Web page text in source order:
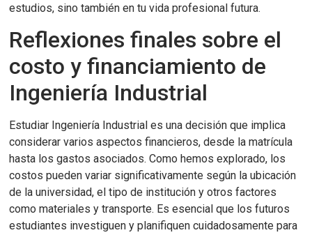
estudios, sino también en tu vida profesional futura.
Reflexiones finales sobre el
costo y financiamiento de
Ingeniería Industrial
Estudiar Ingeniería Industrial es una decisión que implica
considerar varios aspectos financieros, desde la matrícula
hasta los gastos asociados. Como hemos explorado, los
costos pueden variar significativamente según la ubicación
de la universidad, el tipo de institución y otros factores
como materiales y transporte. Es esencial que los futuros
estudiantes investiguen y planifiquen cuidadosamente para